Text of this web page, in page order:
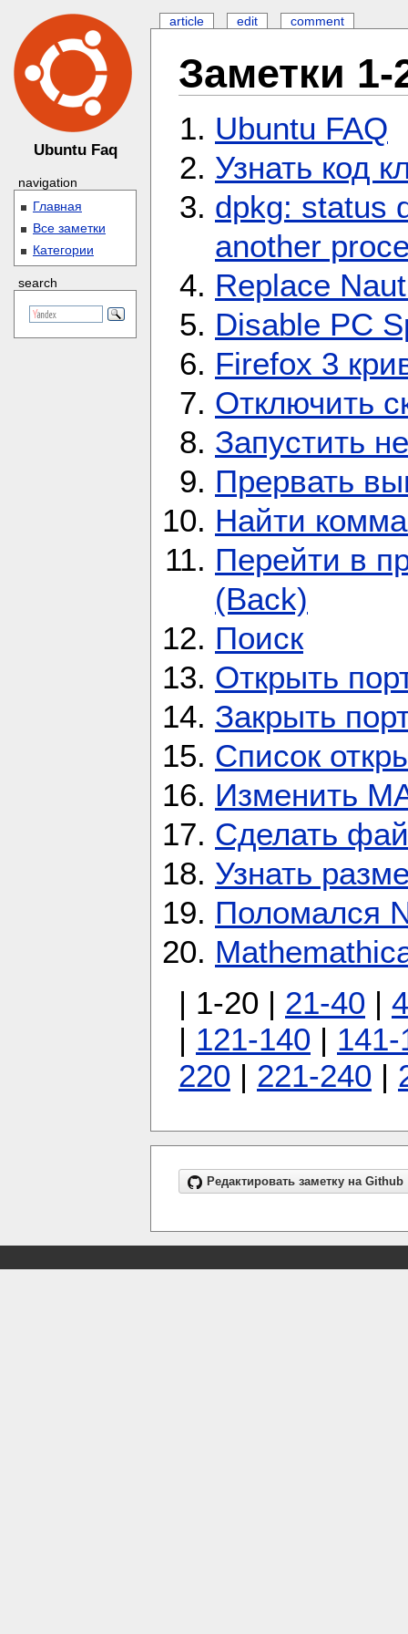
article edit comment
Заметки 1-
Ubuntu FAQ
Узнать код
dpkg: status
another
Replace
Disable PC
Firefox 3
Отключить
Запустить
Прервать
Найти
Перейти в
(Back)
Поиск
Открыть
Закрыть
Список
Изменить
Сделать
Узнать
Поломался
| 1-20 | 21-40 |
| 121-140 | 141-
220 | 221-240 |
Редактировать заметку на Github
Ubuntu Faq
navigation
Главная
Все заметки
Категории
search